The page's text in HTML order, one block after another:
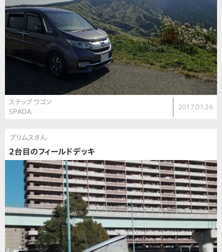
ステップ ワゴン
SPADA
2017.01.26
プリムスさん
2台目のフィールドデッキ